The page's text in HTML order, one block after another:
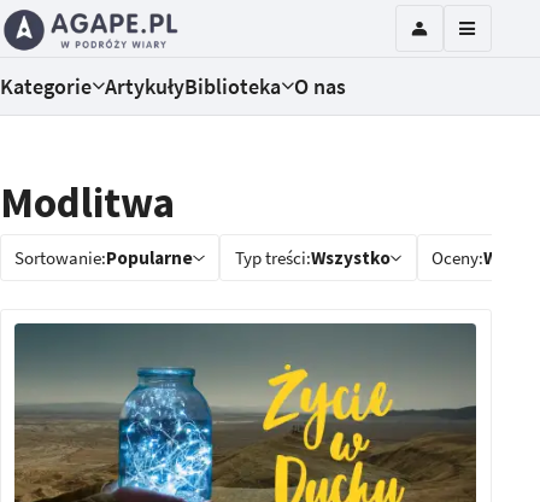
Kategorie ArtykułyBiblioteka O nas
Modlitwa
Sortowanie:Popularne Typ treści:Wszystko Oceny: